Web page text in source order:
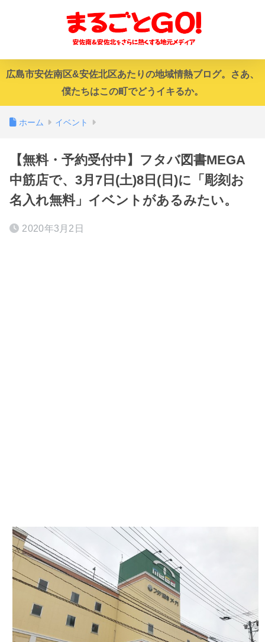
広島市安佐南区&安佐北区あたりの地域情熱ブログ。さあ、
僕たちはこの町でどうイキるか。
ホーム イベント
【無料・予約受付中】フタバ図書MEGA
中筋店で、3月7日(土)8日(日)に「彫刻お
名入れ無料」イベントがあるみたい。
2020年3月2日